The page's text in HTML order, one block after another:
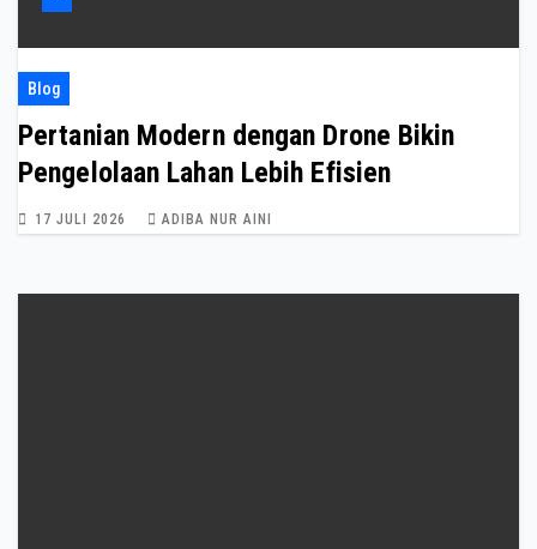
Blog
Pertanian Modern dengan Drone Bikin
Pengelolaan Lahan Lebih Efisien
17 JULI 2026 ADIBA NUR AINI